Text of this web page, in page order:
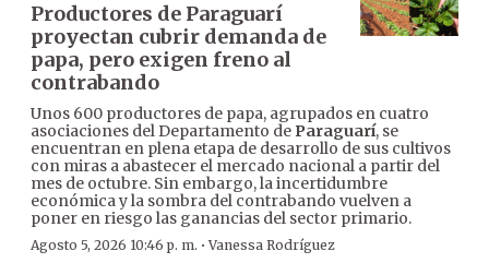
Productores de Paraguarí
proyectan cubrir demanda de
papa, pero exigen freno al
contrabando
Unos 600 productores de papa, agrupados en cuatro
asociaciones del Departamento de Paraguarí, se
encuentran en plena etapa de desarrollo de sus cultivos
con miras a abastecer el mercado nacional a partir del
mes de octubre. Sin embargo, la incertidumbre
económica y la sombra del contrabando vuelven a
poner en riesgo las ganancias del sector primario.
Agosto 5, 2026 10:46 p. m. ·Vanessa Rodríguez